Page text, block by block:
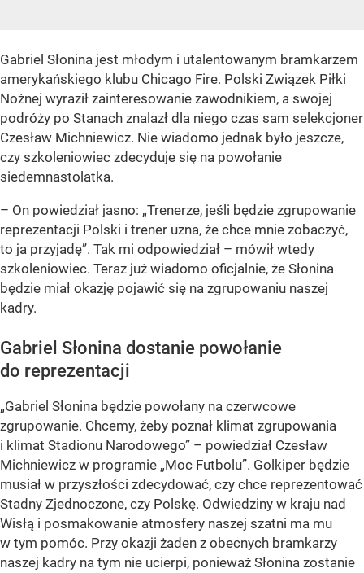
Gabriel Słonina jest młodym i utalentowanym bramkarzem
amerykańskiego klubu Chicago Fire. Polski Związek Piłki
Nożnej wyraził zainteresowanie zawodnikiem, a swojej
podróży po Stanach znalazł dla niego czas sam selekcjoner
Czesław Michniewicz. Nie wiadomo jednak było jeszcze,
czy szkoleniowiec zdecyduje się na powołanie
siedemnastolatka.
– On powiedział jasno: „Trenerze, jeśli będzie zgrupowanie
reprezentacji Polski i trener uzna, że chce mnie zobaczyć,
to ja przyjadę”. Tak mi odpowiedział – mówił wtedy
szkoleniowiec. Teraz już wiadomo oficjalnie, że Słonina
będzie miał okazję pojawić się na zgrupowaniu naszej
kadry.
Gabriel Słonina dostanie powołanie
do reprezentacji
„Gabriel Słonina będzie powołany na czerwcowe
zgrupowanie. Chcemy, żeby poznał klimat zgrupowania
i klimat Stadionu Narodowego” – powiedział Czesław
Michniewicz w programie „Moc Futbolu”. Golkiper będzie
musiał w przyszłości zdecydować, czy chce reprezentować
Stadny Zjednoczone, czy Polskę. Odwiedziny w kraju nad
Wisłą i posmakowanie atmosfery naszej szatni ma mu
w tym pomóc. Przy okazji żaden z obecnych bramkarzy
naszej kadry na tym nie ucierpi, ponieważ Słonina zostanie